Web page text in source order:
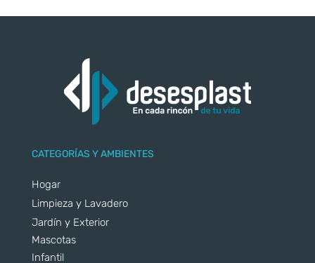
CATEGORÍAS Y AMBIENTES
Hogar
Limpieza y Lavadero
Jardín y Exterior
Mascotas
Infantil